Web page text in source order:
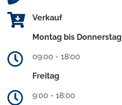
Verkauf
Montag bis Donnerstag
09:00 - 18:00
Freitag
9:00 - 18:00